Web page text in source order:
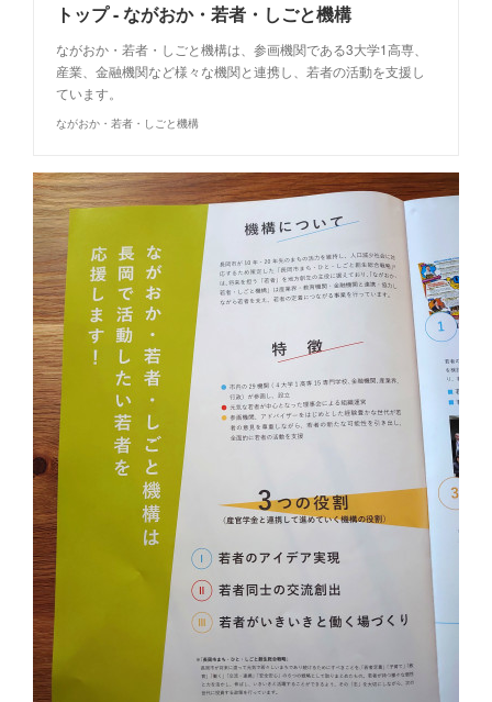
トップ - ながおか・若者・しごと機構
ながおか・若者・しごと機構は、参画機関である3大学1高専、
産業、金融機関など様々な機関と連携し、若者の活動を支援し
ています。
ながおか・若者・しごと機構